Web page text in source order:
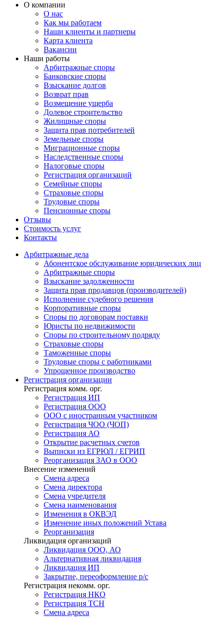
О компании
О нас
Как мы работаем
Наши клиенты и партнеры
Карта клиента
Вакансии
Наши работы
Арбитражные споры
Банковские споры
Взыскание долгов
Возврат прав
Возмещение ущерба
Долевое строительство
Жилищные споры
Защита прав потребителей
Земельные споры
Миграционные споры
Наследственные споры
Налоговые споры
Регистрация организаций
Семейные споры
Страховые споры
Трудовые споры
Пенсионные споры
Отзывы
Стоимость услуг
Контакты
Арбитражные дела
Абонентское обслуживание юридических лиц
Арбитражные споры
Взыскание задолженности
Защита прав продавцов (производителей)
Исполнение судебного решения
Корпоративные споры
Споры по договорам поставки
Юристы по недвижимости
Споры по строительному подряду
Страховые споры
Таможенные споры
Трудовые споры с работниками
Упрощенное производство
Регистрация организации
Регистрация комм. орг.
Регистрация ИП
Регистрация ООО
ООО с иностранным участником
Регистрация ЧОО (ЧОП)
Регистрация АО
Открытие расчетных счетов
Выписки из ЕГРЮЛ / ЕГРИП
Реорганизация ЗАО в ООО
Внесение изменений
Смена адреса
Смена директора
Cмена учредителя
Смена наименования
Изменения в ОКВЭД
Изменение иных положений Устава
Реорганизация
Ликвидация организаций
Ликвидация ООО, АО
Альтернативная ликвидация
Ликвидация ИП
Закрытие, переоформление р/с
Регистрация некомм. орг.
Регистрация НКО
Регистрация ТСН
Смена адреса